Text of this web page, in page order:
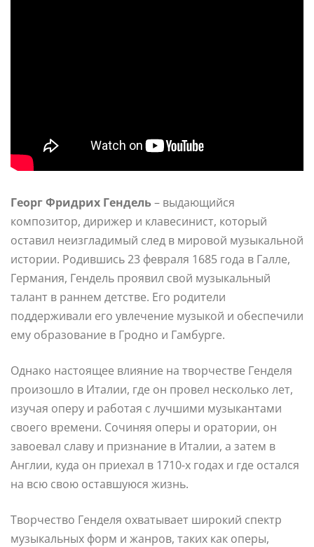
Георг Фридрих Гендель– выдающийся
композитор, дирижер и клавесинист, который
оставил неизгладимый след в мировой музыкальной
истории. Родившись 23 февраля 1685 года в Галле,
Германия, Гендель проявил свой музыкальный
талант в раннем детстве. Его родители
поддерживали его увлечение музыкой и обеспечили
ему образование в Гродно и Гамбурге.
Однако настоящее влияние на творчестве Генделя
произошло в Италии, где он провел несколько лет,
изучая оперу и работая с лучшими музыкантами
своего времени. Сочиняя оперы и оратории, он
завоевал славу и признание в Италии, а затем в
Англии, куда он приехал в 1710-х годах и где остался
на всю свою оставшуюся жизнь.
Творчество Генделя охватывает широкий спектр
музыкальных форм и жанров, таких как оперы,